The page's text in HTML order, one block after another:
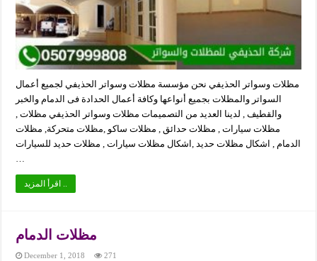
مظلات وسواتر الحذيفي نحن مؤسسة مظلات وسواتر الحذيفي لجميع أعمال
السواتر والمظلات بجميع أنواعها وكافة أعمال الحدادة فى الدمام والخبر
والقطيف , لدينا العديد من التصميمات مظلات وسواتر الحذيفي مظلات ,
مظلات سيارات , مظلات حدائق , مظلات ساكو ,مظلات متحركة, مظلات
الدمام , اشكال مظلات حديد ,اشكال مظلات سيارات , مظلات حديد للسيارات
…
اقرأ المزيد ..
مظلات الدمام
December 1, 2018 271